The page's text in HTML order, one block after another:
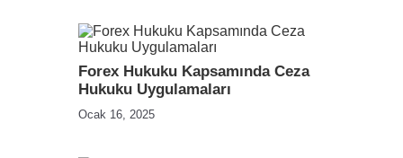
Forex Hukuku Kapsamında Ceza
Hukuku Uygulamaları
Ocak 16, 2025